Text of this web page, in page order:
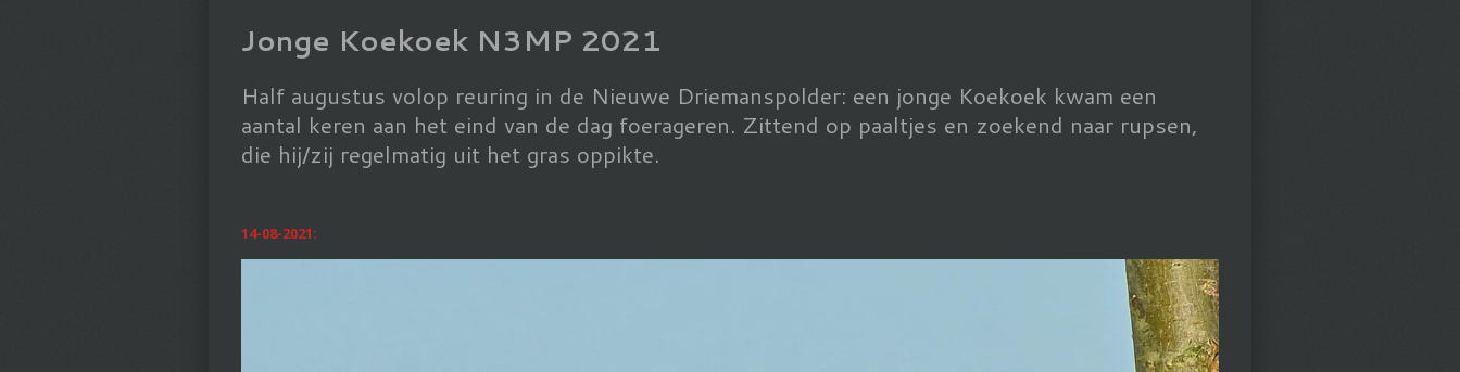
Jonge Koekoek N3MP 2021
Half augustus volop reuring in de Nieuwe Driemanspolder: een jonge Koekoek kwam een
aantal keren aan het eind van de dag foerageren. Zittend op paaltjes en zoekend naar rupsen,
die hij/zij regelmatig uit het gras oppikte.
14-08-2021: